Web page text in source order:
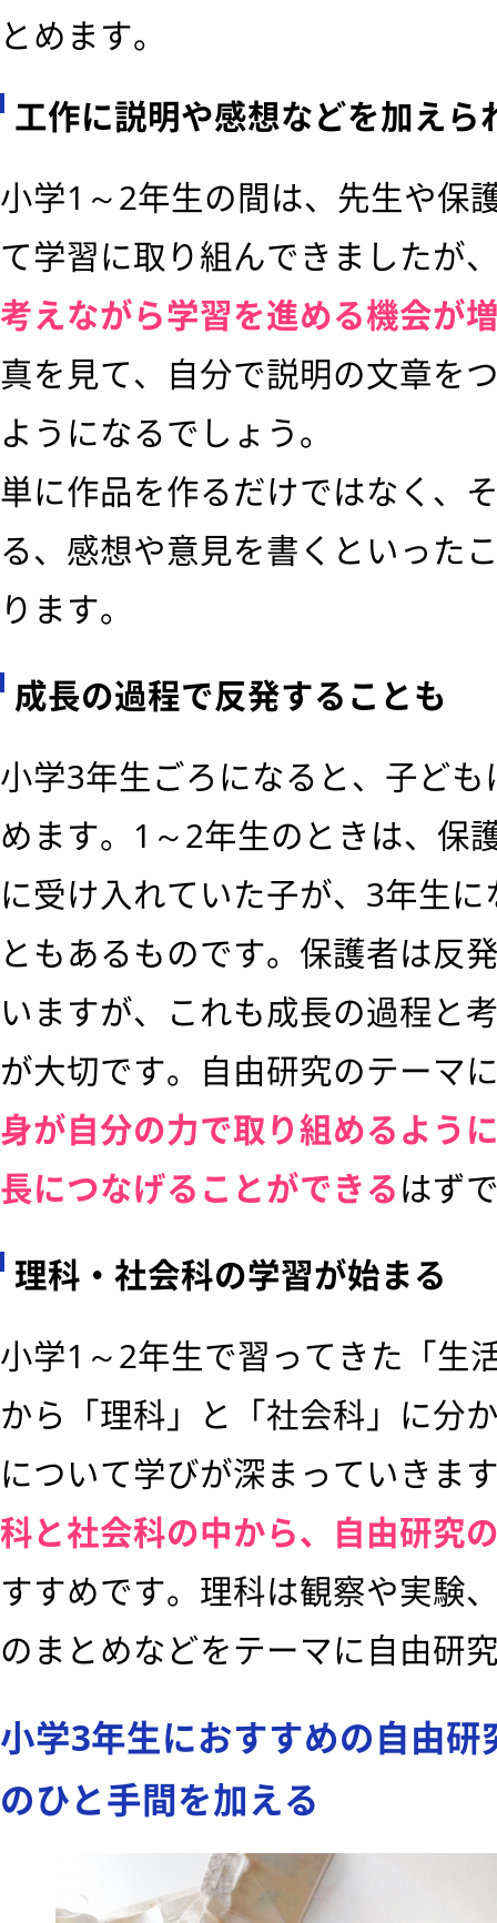
とめます。
工作に説明や感想などを加えら
小学1～2年生の間は、先生や保
て学習に取り組んできましたが
考えながら学習を進める機会が
真を見て、自分で説明の文章を
ようになるでしょう。
単に作品を作るだけではなく、
る、感想や意見を書くといった
ります。
成長の過程で反発することも
小学3年生ごろになると、子ど
めます。1～2年生のときは、保
に受け入れていた子が、3年生
ともあるものです。保護者は反
いますが、これも成長の過程と
が大切です。自由研究のテーマ
身が自分の力で取り組めるよう
長につなげることができるはず
理科・社会科の学習が始まる
小学1～2年生で習ってきた「生
から「理科」と「社会科」に分
について学びが深まっていきま
科と社会科の中から、自由研究
すすめです。理科は観察や実験
のまとめなどをテーマに自由研
小学3年生におすすめの自由
のひと手間を加える